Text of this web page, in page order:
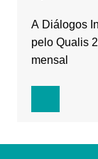
A Diálogos
pelo Qualis
mensal